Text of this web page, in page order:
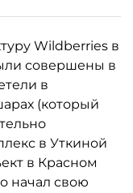
Wildberries в
совершены в
в
(который
в Уткиной
в Красном
начал свою